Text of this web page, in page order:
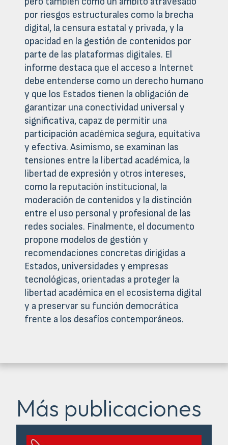
por riesgos estructurales como la brecha
digital, la censura estatal y privada, y la
opacidad en la gestión de contenidos por
parte de las plataformas digitales. El
informe destaca que el acceso a Internet
debe entenderse como un derecho humano
y que los Estados tienen la obligación de
garantizar una conectividad universal y
significativa, capaz de permitir una
participación académica segura, equitativa
y efectiva. Asimismo, se examinan las
tensiones entre la libertad académica, la
libertad de expresión y otros intereses,
como la reputación institucional, la
moderación de contenidos y la distinción
entre el uso personal y profesional de las
redes sociales. Finalmente, el documento
propone modelos de gestión y
recomendaciones concretas dirigidas a
Estados, universidades y empresas
tecnológicas, orientadas a proteger la
libertad académica en el ecosistema digital
y a preservar su función democrática
frente a los desafíos contemporáneos.
Más publicaciones